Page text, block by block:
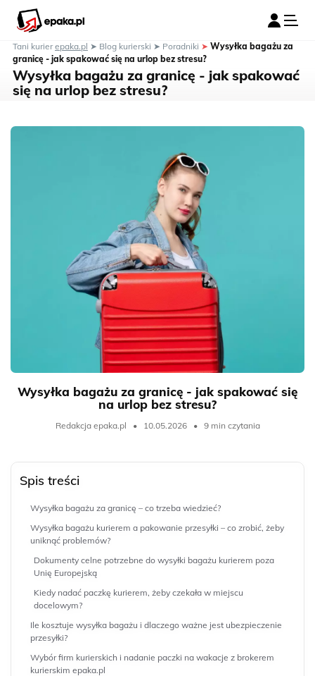
Tani kurierepaka.pl ➤ Blog kurierski ➤ Poradniki ➤ Wysyłka bagażu za
granicę - jak spakować się na urlop bez stresu?
Wysyłka bagażu za granicę - jak spakować
się na urlop bez stresu?
Wysyłka bagażu za granicę - jak spakować się
na urlop bez stresu?
Redakcja epaka.pl • 10.05.2026 • 9 min czytania
Spis treści
Wysyłka bagażu za granicę – co trzeba wiedzieć?
Wysyłka bagażu kurierem a pakowanie przesyłki – co zrobić, żeby
uniknąć problemów?
Dokumenty celne potrzebne do wysyłki bagażu kurierem poza
Unię Europejską
Kiedy nadać paczkę kurierem, żeby czekała w miejscu
docelowym?
Ile kosztuje wysyłka bagażu i dlaczego ważne jest ubezpieczenie
przesyłki?
Wybór firm kurierskich i nadanie paczki na wakacje z brokerem
kurierskim epaka.pl